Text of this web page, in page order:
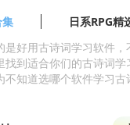
日系RPG精
是好用古诗词学习软件
找到适合你们的古诗词
知道选哪个软件学习